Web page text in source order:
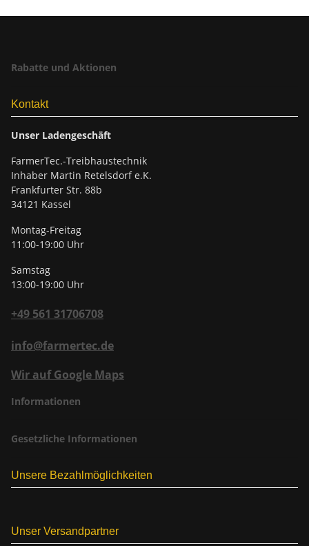
Rabatte und Aktionen
Kontakt
Unser Ladengeschäft
FarmerTec.-Treibhaustechnik
Inhaber Martin Retelsdorf e.K.
Frankfurter Str. 88b
34121 Kassel
Montag-Freitag
11:00-19:00 Uhr
Samstag
13:00-19:00 Uhr
+49 561 31706708
info@farmertec.de
Wir auf Google Maps
Informationen
Gesetzliche Informationen
Unsere Bezahlmöglichkeiten
Unser Versandpartner